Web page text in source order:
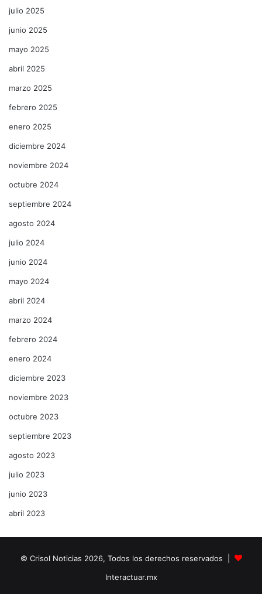
julio 2025
junio 2025
mayo 2025
abril 2025
marzo 2025
febrero 2025
enero 2025
diciembre 2024
noviembre 2024
octubre 2024
septiembre 2024
agosto 2024
julio 2024
junio 2024
mayo 2024
abril 2024
marzo 2024
febrero 2024
enero 2024
diciembre 2023
noviembre 2023
octubre 2023
septiembre 2023
agosto 2023
julio 2023
junio 2023
abril 2023
© Crisol Noticias 2026, Todos los derechos reservados |
Interactuar.mx